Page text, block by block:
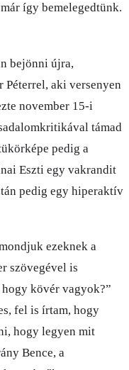
így bemelegedtünk.
bejönni újra,
aki versenyen
november 15-i
támad
pedig a
Eszti egy vakrandit
pedig egy hiperaktív
ezeknek a
szövegével is
kövér vagyok?”
fel is írtam, hogy
hogy legyen mit
Bence, a